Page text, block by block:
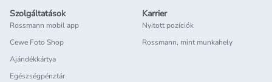
Szolgáltatások
Rossmann mobil app
Cewe Foto Shop
Ajándékkártya
Egészségpénztár
Karrier
Nyitott pozíciók
Rossmann, mint munkahely